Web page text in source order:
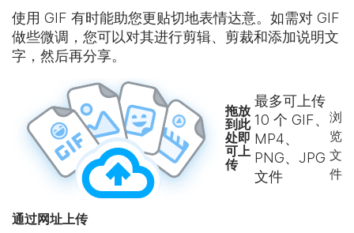
使用 GIF 有时能助您更贴切地表情达意。如需对 GIF
做些微调，您可以对其进行剪辑、剪裁和添加说明文
字，然后再分享。
拖放
到此
处即
可上
传
最多可上传
10 个 GIF、
MP4、
PNG、JPG
文件
浏
览
文
件
通过网址上传